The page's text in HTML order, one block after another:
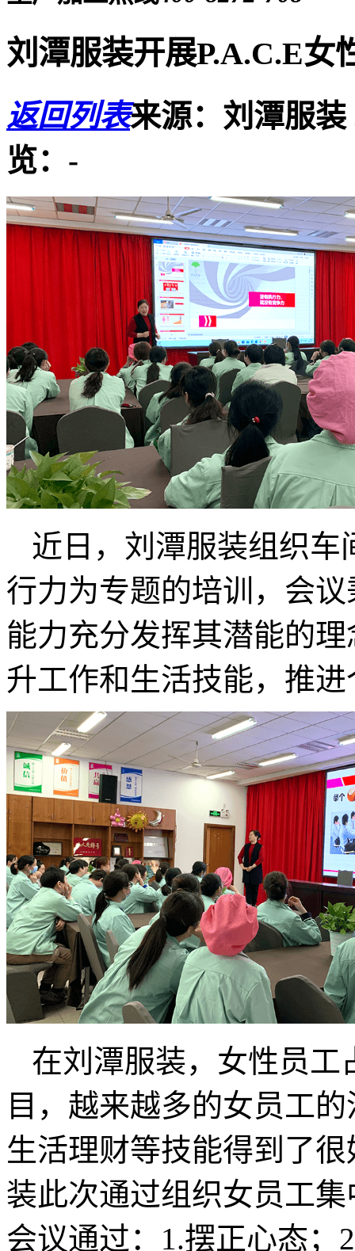
刘潭服装开展P.A.C.E女
返回列表来源：刘潭服装
览： -
近日，刘潭服装组织
行力为专题的培训，会
能力充分发挥其潜能的
升工作和生活技能，推
在刘潭服装，女性员工
目，越来越多的女员工
生活理财等技能得到了
装此次通过组织女员工
会议通过：1.摆正心态；